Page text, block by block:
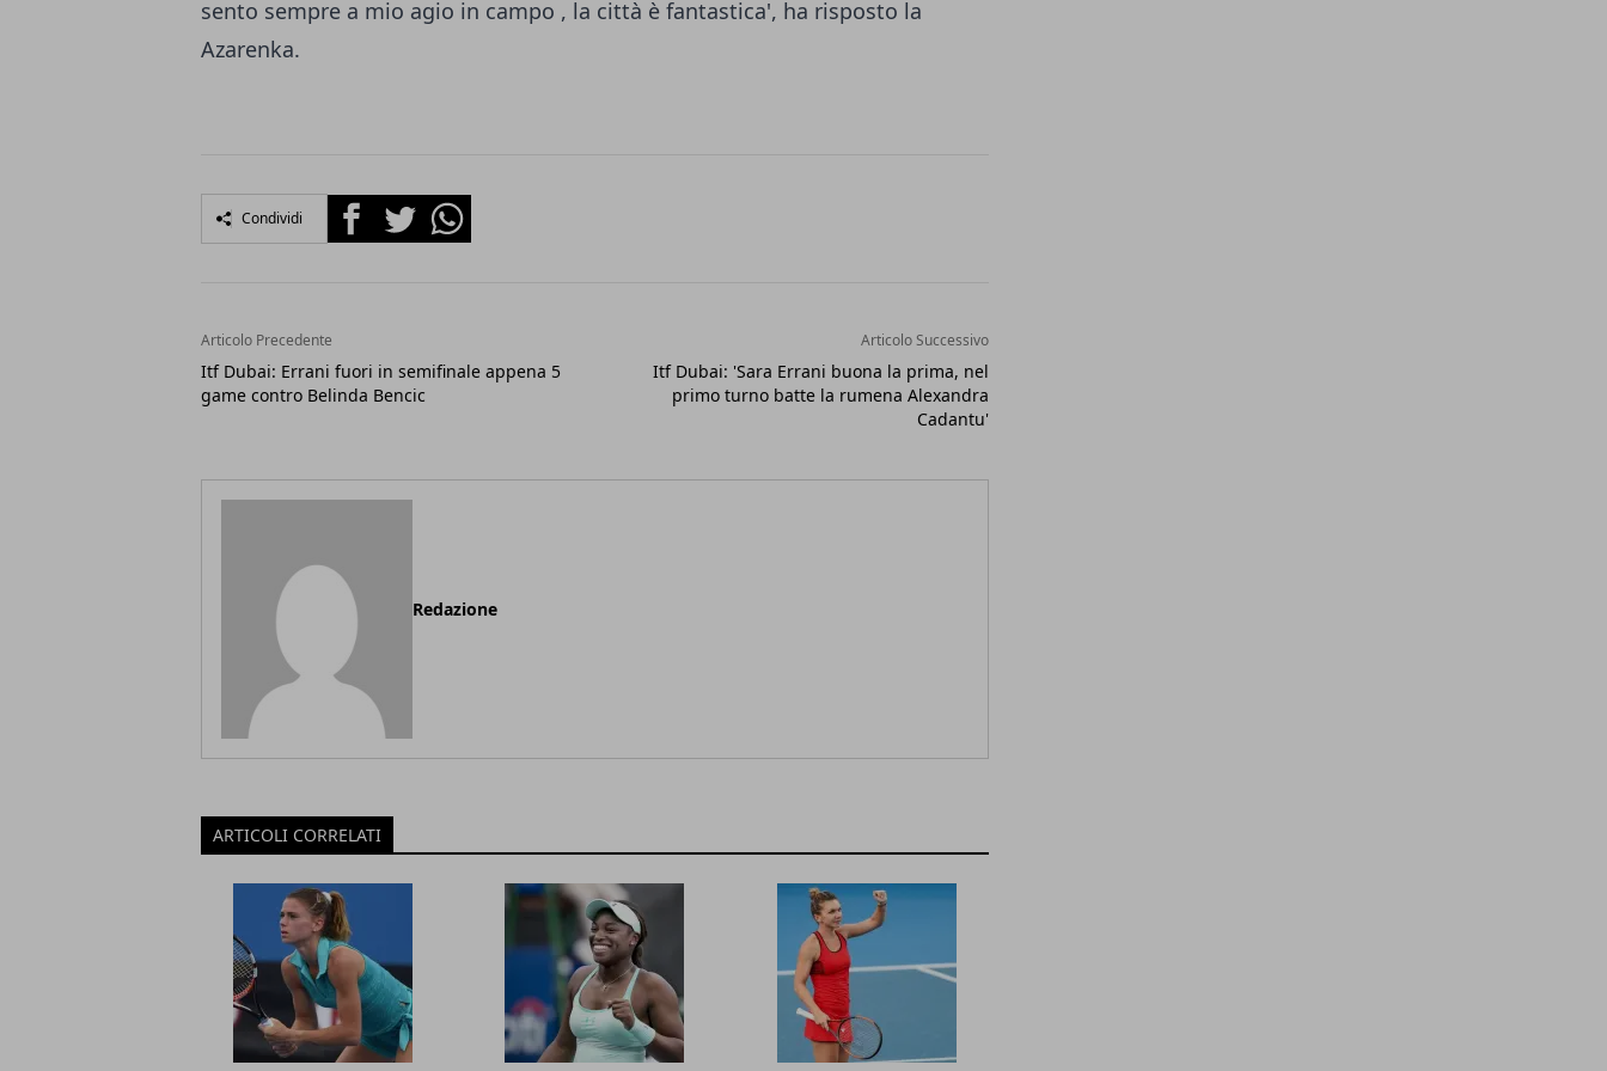
sento sempre a mio agio in campo , la città è fantastica', ha risposto la
Azarenka.
Condividi FacebookTwitterWhatsapp
Articolo Precedente
Itf Dubai: Errani fuori in semifinale appena 5
game contro Belinda Bencic
Articolo Successivo
Itf Dubai: 'Sara Errani buona la prima, nel
primo turno batte la rumena Alexandra
Cadantu'
Redazione
ARTICOLI CORRELATI